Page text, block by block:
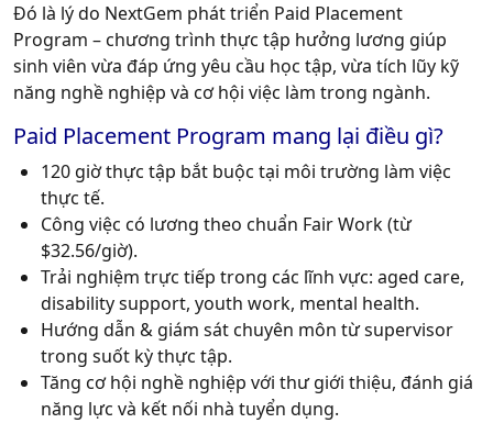
Đó là lý do NextGem phát triển Paid Placement
Program – chương trình thực tập hưởng lương giúp
sinh viên vừa đáp ứng yêu cầu học tập, vừa tích lũy kỹ
năng nghề nghiệp và cơ hội việc làm trong ngành.
Paid Placement Program mang lại điều gì?
120 giờ thực tập bắt buộc tại môi trường làm việc
thực tế.
Công việc có lương theo chuẩn Fair Work (từ
$32.56/giờ).
Trải nghiệm trực tiếp trong các lĩnh vực: aged care,
disability support, youth work, mental health.
Hướng dẫn & giám sát chuyên môn từ supervisor
trong suốt kỳ thực tập.
Tăng cơ hội nghề nghiệp với thư giới thiệu, đánh giá
năng lực và kết nối nhà tuyển dụng.